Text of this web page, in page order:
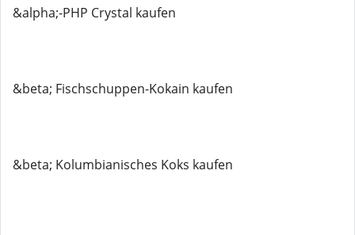
&alpha;-PHP Crystal kaufen
&beta; Fischschuppen-Kokain kaufen
&beta; Kolumbianisches Koks kaufen